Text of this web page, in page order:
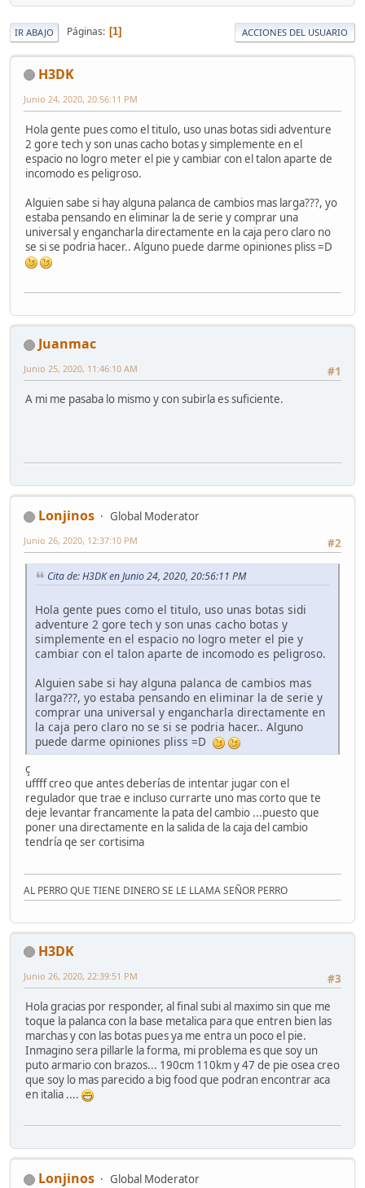
IR ABAJO Páginas 1 ACCIONES DEL USUARIO
H3DK
Junio 24, 2020, 20:56:11 PM
Hola gente pues como el titulo, uso unas botas sidi adventure
2 gore tech y son unas cacho botas y simplemente en el
espacio no logro meter el pie y cambiar con el talon aparte de
incomodo es peligroso.
Alguien sabe si hay alguna palanca de cambios mas larga???, yo
estaba pensando en eliminar la de serie y comprar una
universal y engancharla directamente en la caja pero claro no
se si se podria hacer.. Alguno puede darme opiniones pliss =D
Juanmac
#1
Junio 25, 2020, 11:46:10 AM
A mi me pasaba lo mismo y con subirla es suficiente.
Lonjinos
Global Moderator
#2
Junio 26, 2020, 12:37:10 PM
Cita de: H3DK en Junio 24, 2020, 20:56:11 PM
Hola gente pues como el titulo, uso unas botas sidi
adventure 2 gore tech y son unas cacho botas y
simplemente en el espacio no logro meter el pie y
cambiar con el talon aparte de incomodo es peligroso.
Alguien sabe si hay alguna palanca de cambios mas
larga???, yo estaba pensando en eliminar la de serie y
comprar una universal y engancharla directamente en
la caja pero claro no se si se podria hacer.. Alguno
puede darme opiniones pliss =D
ç
uffff creo que antes deberías de intentar jugar con el
regulador que trae e incluso currarte uno mas corto que te
deje levantar francamente la pata del cambio ...puesto que
poner una directamente en la salida de la caja del cambio
tendría qe ser cortisima
AL PERRO QUE TIENE DINERO SE LE LLAMA SEÑOR PERRO
H3DK
#3
Junio 26, 2020, 22:39:51 PM
Hola gracias por responder, al final subi al maximo sin que me
toque la palanca con la base metalica para que entren bien las
marchas y con las botas pues ya me entra un poco el pie.
Inmagino sera pillarle la forma, mi problema es que soy un
puto armario con brazos... 190cm 110km y 47 de pie osea creo
que soy lo mas parecido a big food que podran encontrar aca
en italia ....
Lonjinos Global Moderator